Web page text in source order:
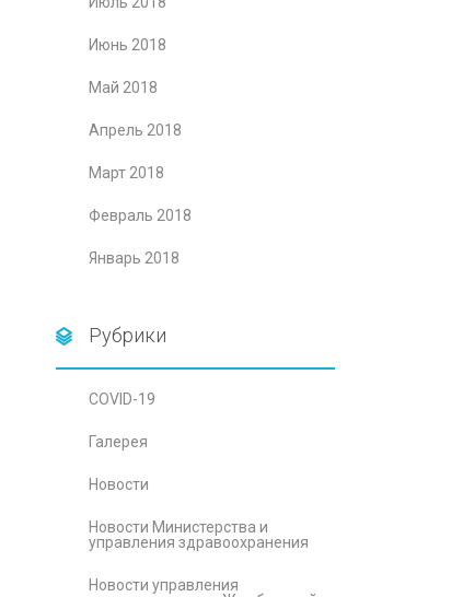
Июнь 2018
Май 2018
Апрель 2018
Март 2018
Февраль 2018
Январь 2018
Рубрики
COVID-19
Галерея
Новости
Новости Министерства и
управления здравоохранения
Новости управления